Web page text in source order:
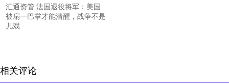
汇通资管 法国退役将军：美国
被扇一巴掌才能清醒，战争不是
儿戏
相关评论